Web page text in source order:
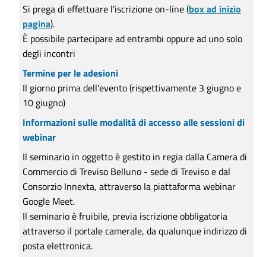
Si prega di effettuare l'iscrizione on-line (box ad inizio
pagina).
È possibile partecipare ad entrambi oppure ad uno solo
degli incontri
Termine per le adesioni
Il giorno prima dell'evento (rispettivamente 3 giugno e
10 giugno)
Informazioni sulle modalità di accesso alle sessioni di
webinar
Il seminario in oggetto è gestito in regia dalla Camera di
Commercio di Treviso Belluno - sede di Treviso e dal
Consorzio Innexta, attraverso la piattaforma webinar
Google Meet.
Il seminario è fruibile, previa iscrizione obbligatoria
attraverso il portale camerale, da qualunque indirizzo di
posta elettronica.